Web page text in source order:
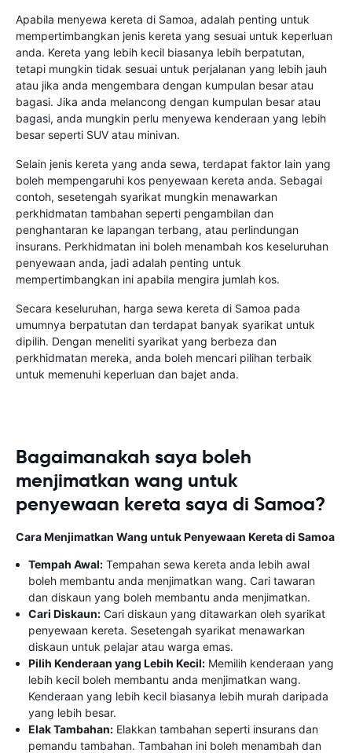
Apabila menyewa kereta di Samoa, adalah penting untuk
mempertimbangkan jenis kereta yang sesuai untuk keperluan
anda. Kereta yang lebih kecil biasanya lebih berpatutan,
tetapi mungkin tidak sesuai untuk perjalanan yang lebih jauh
atau jika anda mengembara dengan kumpulan besar atau
bagasi. Jika anda melancong dengan kumpulan besar atau
bagasi, anda mungkin perlu menyewa kenderaan yang lebih
besar seperti SUV atau minivan.
Selain jenis kereta yang anda sewa, terdapat faktor lain yang
boleh mempengaruhi kos penyewaan kereta anda. Sebagai
contoh, sesetengah syarikat mungkin menawarkan
perkhidmatan tambahan seperti pengambilan dan
penghantaran ke lapangan terbang, atau perlindungan
insurans. Perkhidmatan ini boleh menambah kos keseluruhan
penyewaan anda, jadi adalah penting untuk
mempertimbangkan ini apabila mengira jumlah kos.
Secara keseluruhan, harga sewa kereta di Samoa pada
umumnya berpatutan dan terdapat banyak syarikat untuk
dipilih. Dengan meneliti syarikat yang berbeza dan
perkhidmatan mereka, anda boleh mencari pilihan terbaik
untuk memenuhi keperluan dan bajet anda.
Bagaimanakah saya boleh
menjimatkan wang untuk
penyewaan kereta saya di Samoa?
Cara Menjimatkan Wang untuk Penyewaan Kereta di Samoa
Tempah Awal: Tempahan sewa kereta anda lebih awal
boleh membantu anda menjimatkan wang. Cari tawaran
dan diskaun yang boleh membantu anda menjimatkan.
Cari Diskaun: Cari diskaun yang ditawarkan oleh syarikat
penyewaan kereta. Sesetengah syarikat menawarkan
diskaun untuk pelajar atau warga emas.
Pilih Kenderaan yang Lebih Kecil: Memilih kenderaan yang
lebih kecil boleh membantu anda menjimatkan wang.
Kenderaan yang lebih kecil biasanya lebih murah daripada
yang lebih besar.
Elak Tambahan: Elakkan tambahan seperti insurans dan
pemandu tambahan. Tambahan ini boleh menambah dan